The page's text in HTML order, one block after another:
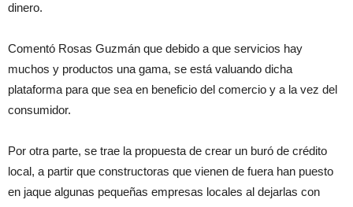
dinero.
Comentó Rosas Guzmán que debido a que servicios hay
muchos y productos una gama, se está valuando dicha
plataforma para que sea en beneficio del comercio y a la vez del
consumidor.
Por otra parte, se trae la propuesta de crear un buró de crédito
local, a partir que constructoras que vienen de fuera han puesto
en jaque algunas pequeñas empresas locales al dejarlas con